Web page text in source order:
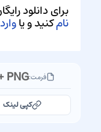
برای دانلود
نامکنید و یا
فرمت:PNG
کپی لینک